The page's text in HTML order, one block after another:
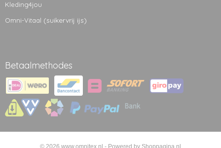
Kleding4jou
Omni-Vitaal (suikervrij ijs)
Betaalmethodes
© 2026 www.omnitex.nl - Powered by Shoppagina.nl